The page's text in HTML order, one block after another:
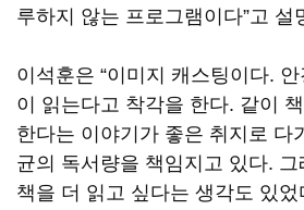
루하지 않는 프로그램이다”고 설
이석훈은 “이미지 캐스팅이다.
이 읽는다고 착각을 한다. 같이
한다는 이야기가 좋은 취지로 다
균의 독서량을 책임지고 있다. 그
책을 더 읽고 싶다는 생각도 있었